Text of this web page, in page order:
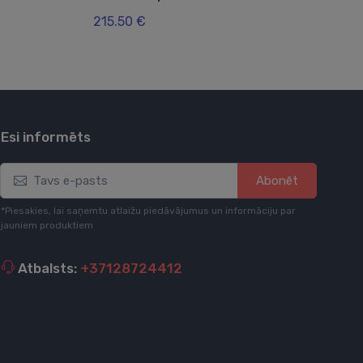
215.50 €
Esi informēts
Abonēt
*Piesakies, lai saņemtu atlaižu piedāvājumus un informāciju par
jauniem produktiem
Atbalsts: +37128724412